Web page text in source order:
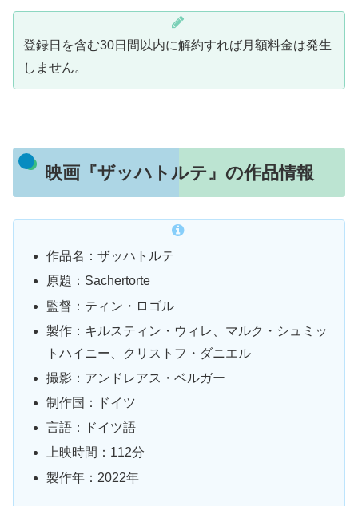
登録日を含む30日間以内に解約すれば月額料金は発生
しません。
映画『ザッハトルテ』の作品情報
作品名：ザッハトルテ
原題：Sachertorte
監督：ティン・ロゴル
製作：キルスティン・ウィレ、マルク・シュミッ
トハイニー、クリストフ・ダニエル
撮影：アンドレアス・ベルガー
制作国：ドイツ
言語：ドイツ語
上映時間：112分
製作年：2022年